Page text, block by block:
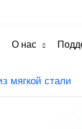
О нас
мягкой стали